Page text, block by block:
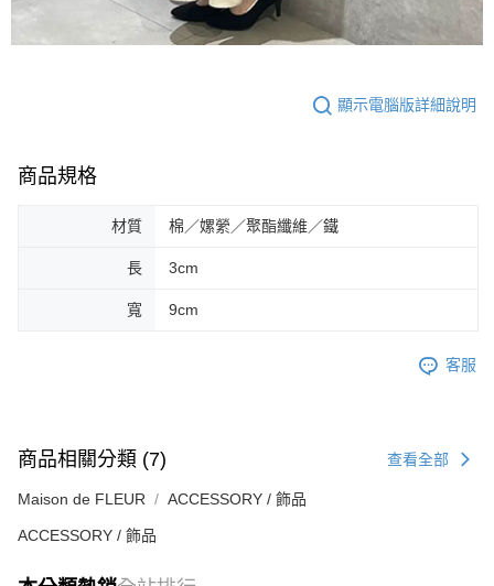
顯示電腦版詳細說明
商品規格
材質 棉／嫘縈／聚酯纖維／鐵
長 3cm
寬 9cm
客服
商品相關分類 (7) 查看全部
Maison de FLEUR ACCESSORY / 飾品
ACCESSORY / 飾品